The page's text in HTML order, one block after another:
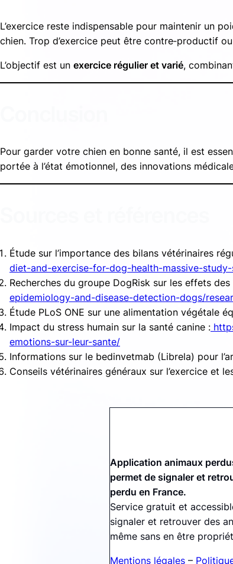
L’exercice reste indispensable pour maintenir un
chien. Trop d’exercice peut être contre‑productif
L’objectif est un exercice régulier et varié,
Pour garder votre chien en bonne santé, il est
portée à l’état émotionnel, des innovations
Étude sur l’importance des bilans vétérinaires
diet-and-exercise-for-dog-health-massive-
Recherches du groupe DogRisk sur les effets
epidemiology-and-disease-detection-dogs/
Étude PLoS ONE sur une alimentation végétale
Impact du stress humain sur la santé canine :
emotions-sur-leur-sante/
Informations sur le bedinvetmab (Librela) pour
Conseils vétérinaires généraux sur l’exercice et
Application animaux
permet de signaler et
perdu en France.
Service gratuit et
signaler et retrouver des
même sans en être
Mentions légales–